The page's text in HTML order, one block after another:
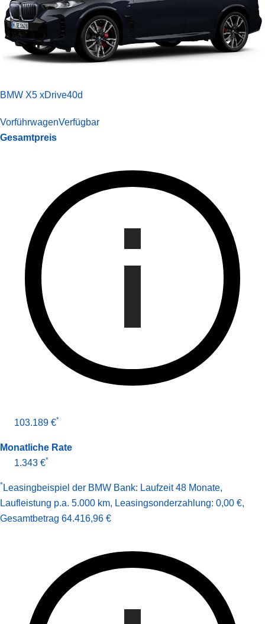
BMW X5 xDrive40d
VorführwagenVerfügbar
Gesamtpreis
103.189 €*
Monatliche Rate
1.343 €*
* Leasingbeispiel der BMW Bank: Laufzeit 48 Monate,
Laufleistung p.a. 5.000 km, Leasingsonderzahlung: 0,00 €,
Gesamt­betrag 64.416,96 €